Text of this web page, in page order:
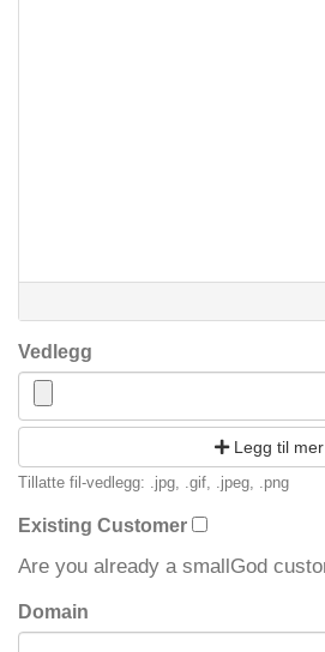
Vedlegg
Legg til mer
Tillatte fil-vedlegg: .jpg, .gif, .jpeg, .png
Existing Customer
Are you already a smallGod
Domain